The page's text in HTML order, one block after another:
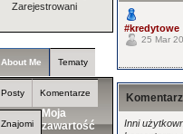
Zarejestrowani
About Me Tematy
Posty Komentarze
Znajomi
Moja
zawartość
#kredytowe
25 Mar
Inni